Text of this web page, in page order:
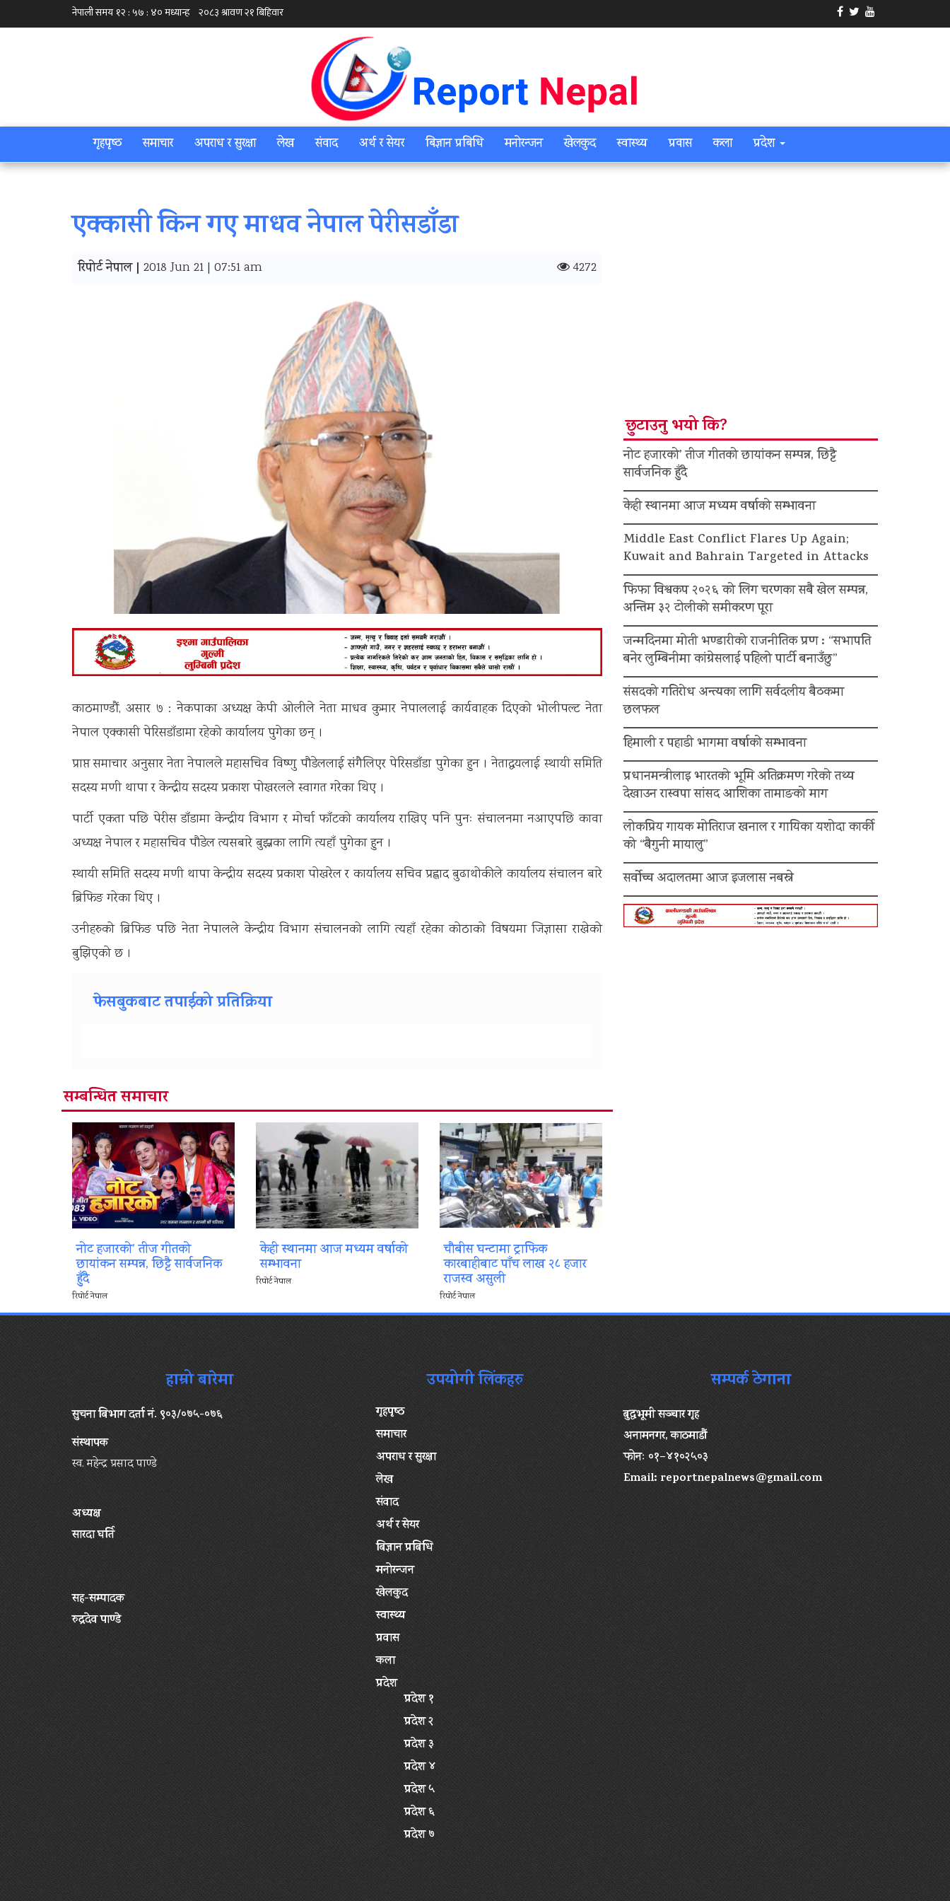
गृहपृष्‍ठ समाचार अपराध र सुरक्षा लेख संवाद अर्थ र सेयर बिज्ञान प्रबिधि मनोरन्जन खेलकुद स्वास्थ्य प्रवास कला प्रदेश
एक्कासी किन गए माधव नेपाल पेरीसडाँडा
रिपोर्ट नेपाल | 2018 Jun 21 | 07:51 am 4272
काठमाण्डौं, असार ७ : नेकपाका अध्यक्ष केपी ओलीले नेता माधव कुमार नेपाललाई कार्यवाहक दिएको भोलीपल्ट नेता
नेपाल एक्कासी पेरिसडाँडामा रहेको कार्यालय पुगेका छन् ।
प्राप्त समाचार अनुसार नेता नेपालले महासचिव विष्णु पौडेललाई संगैलिएर पेरिसडाँडा पुगेका हुन । नेताद्धयलाई स्थायी समिति
सदस्य मणी थापा र केन्द्रीय सदस्य प्रकाश पोखरलले स्वागत गरेका थिए ।
पार्टी एकता पछि पेरीस डाँडामा केन्द्रीय विभाग र मोर्चा फाँटको कार्यालय राखिए पनि पुनः संचालनमा नआएपछि कावा
अध्यक्ष नेपाल र महासचिव पौडेल त्यसबारे बुझ्नका लागि त्यहाँ पुगेका हुन ।
स्थायी समिति सदस्य मणी थापा केन्द्रीय सदस्य प्रकाश पोखरेल र कार्यालय सचिव प्रह्लाद बुढाथोकीले कार्यालय संचालन बारे
ब्रिफिङ गरेका थिए ।
उनीहरुको ब्रिफिङ पछि नेता नेपालले केन्द्रीय विभाग संचालनको लागि त्यहाँ रहेका कोठाको विषयमा जिज्ञासा राखेको
बुझिएको छ ।
फेसबुकबाट तपाईको प्रतिक्रिया
सम्बन्धित समाचार
नोट हजारको’ तीज गीतको
छायांकन सम्पन्न, छिट्टै सार्वजनिक
हुँदै
रिपोर्ट नेपाल
केही स्थानमा आज मध्यम वर्षाको
सम्भावना
रिपोर्ट नेपाल
चौबीस घन्टामा ट्राफिक
कारबाहीबाट पाँच लाख २८ हजार
राजस्व असुली
रिपोर्ट नेपाल
छुटाउनु भयो कि?
नोट हजारको’ तीज गीतको छायांकन सम्पन्न, छिट्टै
सार्वजनिक हुँदै
केही स्थानमा आज मध्यम वर्षाको सम्भावना
Middle East Conflict Flares Up Again;
Kuwait and Bahrain Targeted in Attacks
फिफा विश्वकप २०२६ को लिग चरणका सबै खेल सम्पन्न,
अन्तिम ३२ टोलीको समीकरण पूरा
जन्मदिनमा मोती भण्डारीको राजनीतिक प्रण : “सभापति
बनेर लुम्बिनीमा कांग्रेसलाई पहिलो पार्टी बनाउँछु”
संसदको गतिरोध अन्त्यका लागि सर्वदलीय बैठकमा
छलफल
हिमाली र पहाडी भागमा वर्षाको सम्भावना
प्रधानमन्त्रीलाइ भारतको भूमि अतिक्रमण गरेको तथ्य
देखाउन रास्वपा सांसद आशिका तामाङको माग
लोकप्रिय गायक मोतिराज खनाल र गायिका यशोदा कार्की
को “बैगुनी मायालु”
सर्वोच्च अदालतमा आज इजलास नबस्ने
हाम्रो बारेमा
सुचना बिभाग दर्ता नं. ९०३/०७५-०७६
संस्थापक
स्व. महेन्द्र प्रसाद पाण्डे
अध्यक्ष
सारदा घर्ति
सह-सम्पादक
रुद्रदेव पाण्डे
उपयोगी लिंकहरु
गृहपृष्‍ठ
समाचार
अपराध र सुरक्षा
लेख
संवाद
अर्थ र सेयर
बिज्ञान प्रबिधि
मनोरन्जन
खेलकुद
स्वास्थ्य
प्रवास
कला
प्रदेश
प्रदेश १
प्रदेश २
प्रदेश ३
प्रदेश ४
प्रदेश ५
प्रदेश ६
प्रदेश ७
सम्पर्क ठेगाना
बुद्धभूमी सञ्चार गृह
अनामनगर, काठमाडौं
फोनः ०१–४१०२५०३
Email:reportnepalnews@gmail.com